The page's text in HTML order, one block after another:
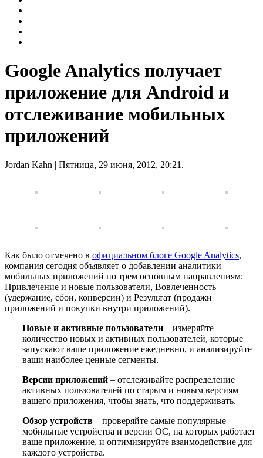
Google Analytics получает
приложение для Android и
отслеживание мобильных
приложений
Jordan Kahn | Пятница, 29 июня, 2012, 20:21.
Как было отмечено в официальном блоге Google Analytics,
компания сегодня объявляет о добавлении аналитики
мобильных приложений по трем основным направлениям:
Привлечение и новые пользователи, Вовлеченность
(удержание, сбои, конверсии) и Результат (продажи
приложений и покупки внутри приложений).
Новые и активные пользователи – измеряйте
количество новых и активных пользователей, которые
запускают ваше приложение ежедневно, и анализируйте
ваши наиболее ценные сегменты.
Версии приложений – отслеживайте распределение
активных пользователей по старым и новым версиям
вашего приложения, чтобы знать, что поддерживать.
Обзор устройств – проверяйте самые популярные
мобильные устройства и версии ОС, на которых работает
ваше приложение, и оптимизируйте взаимодействие для
каждого устройства.